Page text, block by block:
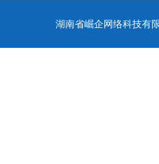
湖南省崛企网络科技有